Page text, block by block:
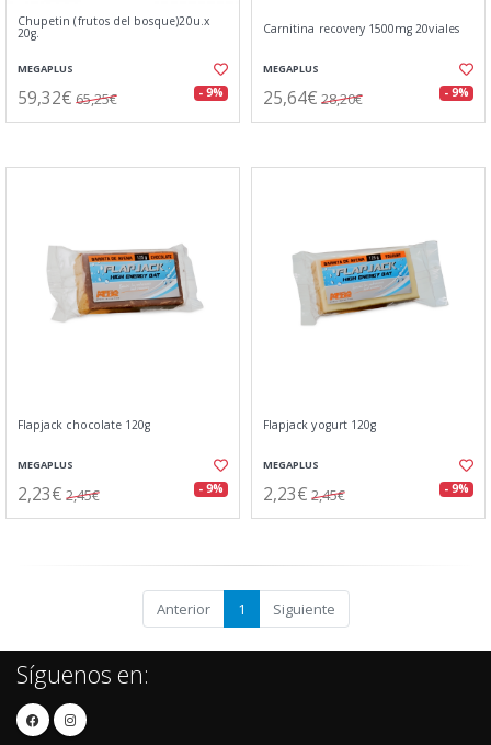
Chupetin (frutos del bosque)20u.x
20g.
MEGAPLUS
59,32€ 65,25€ - 9%
Carnitina recovery 1500mg 20viales
MEGAPLUS
25,64€ 28,20€ - 9%
Flapjack chocolate 120g
MEGAPLUS
2,23€ 2,45€ - 9%
Flapjack yogurt 120g
MEGAPLUS
2,23€ 2,45€ - 9%
Anterior 1 Siguiente
Síguenos en: